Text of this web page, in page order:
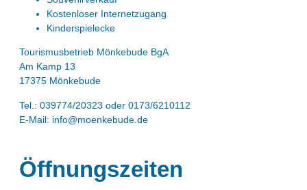
Kostenloser Internetzugang
Kinderspielecke
Tourismusbetrieb Mönkebude BgA
Am Kamp 13
17375 Mönkebude
Tel.: 039774/20323 oder 0173/6210112
E-Mail: info@moenkebude.de
Öffnungszeiten